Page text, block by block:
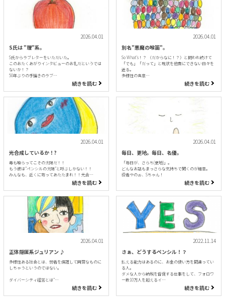
2026.04.01
S氏は "理"系。
S氏からラブレターをいただいた。
このおたくあがりインタビューのお礼だというでは
ないか！？
50年ぶりの手描きのラブ…
続きを読む
2026.04.01
別名"悪魔の喉笛"。
So What’s！？ （だからなに！？）と問われ続けて
「でも」「だって」と現状を他責にできない日々を
送る。
多様性の真意…
続きを読む
2026.04.01
光合成しているか！?
毒も喰らってこその太陽だ！！
もう彼は”ペンシルの太陽”と呼ぶしかない！！
みんなも、近くに寄ってあたたまれ！！光合…
続きを読む
2026.04.01
毎日、更地。毎日、名優。
「毎日が、さらち(更地)」。
どんなお話もまっさらな気持ちで聞くのが極意。
役者やのぉ、Sちゃん！
続きを読む
2026.04.01
正体隠匿系ジュリアン ♪
多様性ある社会とは、弱者を保護して同質なものに
しちゃうというのではない。
ダイバーシティ経営とは"…
続きを読む
2022.11.14
さぁ、どうするペンシル！？
払える能力はあるのに、お金の使い方を間違ってい
る人。
ダメな人から納税を督促する仕事をして、フォロワ
ー数10万人を超えるイ…
続きを読む